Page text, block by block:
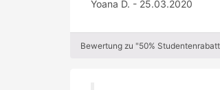
Yoana D. - 25.03.2020
Bewertung zu "50%